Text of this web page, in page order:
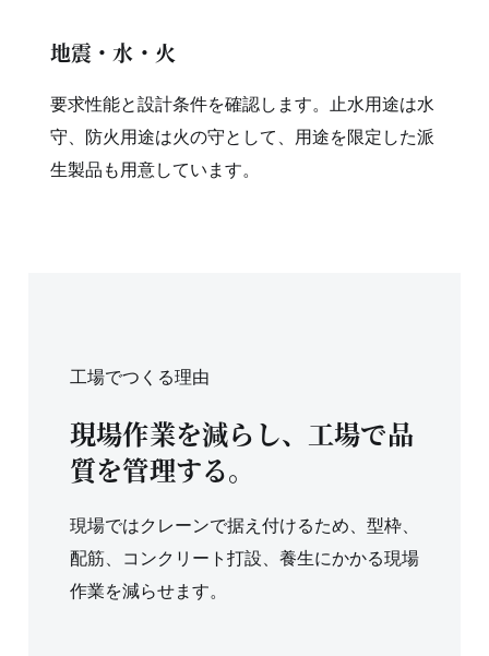
地震・水・火
要求性能と設計条件を確認します。止水用途は水
守、防火用途は火の守として、用途を限定した派
生製品も用意しています。
工場でつくる理由
現場作業を減らし、工場で品
質を管理する。
現場ではクレーンで据え付けるため、型枠、
配筋、コンクリート打設、養生にかかる現場
作業を減らせます。